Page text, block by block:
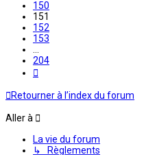
150
151
152
153
204
Retourner à l’index du forum
Aller à
La vie du forum
↳ Règlements